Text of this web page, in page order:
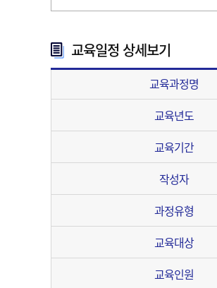
교육일정 상세보기
교육과정명
교육년도
교육기간
작성자
과정유형
교육대상
교육인원